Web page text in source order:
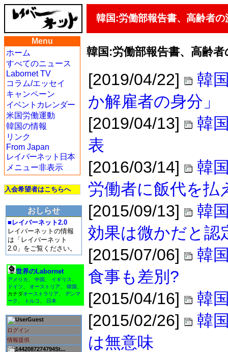
韓国:労働部報告書、高齢者
Menu
ホーム
すべてのニュース
Labornet TV
コラム/エッセイ
キャンペーン
イベントカレンダー
米国労働運動
韓国の情報
リンク
From Japan
レイバーネット日本
メニュー非表示
入会希望者はこちらへ
おしらせ
■レイバーネット2.0
レイバーネットの情報
は「レイバーネット
2.0」をご覧ください。
世界のLabornet
アメリカ 中国 イギリス
ドイツ
オーストリア 韓国
カナダオーストラリア
デンマ
ーク
トルコ 日本
Guest
ログイン
情報提供
1442087274794St...
韓国:労働部報告書、高齢
[2019/04/22]
韓
か解雇者の身分」
[2019/04/13]
韓
表
[2016/03/14]
韓
労働者に飯代を払
[2015/09/13]
韓
効果は微かだと認
[2015/07/06]
韓
食事も差別?
[2015/04/16]
韓
[2015/02/26]
韓
は無意味